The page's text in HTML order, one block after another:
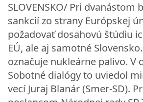
SLOVENSKO/ Pri
sankcií zo strany Európskej
požadovať dosahovú štúdiu
EÚ, ale aj samotné
označuje nukleárne palivo. V
Sobotné dialógy to uviedol
vecí Juraj Blanár (Smer-SD).